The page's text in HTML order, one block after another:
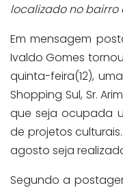
localizado no bairro
Em mensagem
Ivaldo Gomes
quinta-feira(12),
Shopping Sul, Sr.
que seja ocupada
de projetos
agosto seja
Segundo a